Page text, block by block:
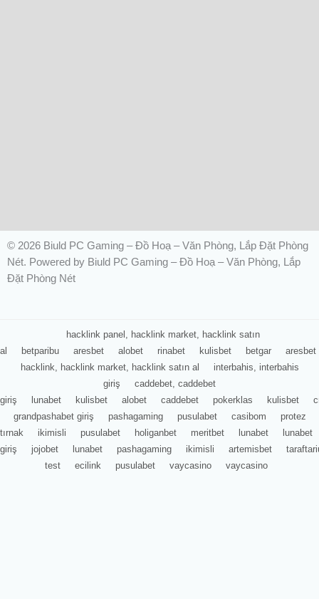
© 2026 Biuld PC Gaming – Đồ Hoạ – Văn Phòng, Lắp Đặt Phòng
Nét. Powered by Biuld PC Gaming – Đồ Hoạ – Văn Phòng, Lắp
Đặt Phòng Nét
hacklink panel, hacklink market, hacklink satın
al
betparibu aresbet alobet rinabet kulisbet betgar
aresbet
hacklink, hacklink market, hacklink satın al
interbahis, interbahis
giriş
caddebet, caddebet
giriş
lunabet kulisbet alobet caddebet pokerklas kulisbet
grandpashabet giriş
pashagaming pusulabet casibom
protez
tırnak
ikimisli pusulabet holiganbet meritbet lunabet
lunabet
giriş
jojobet lunabet pashagaming ikimisli artemisbet
test
ecilink pusulabet vaycasino vaycasino